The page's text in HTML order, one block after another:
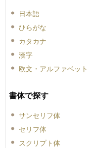
日本語
ひらがな
カタカナ
漢字
欧文・アルファベット
書体で探す
サンセリフ体
セリフ体
スクリプト体